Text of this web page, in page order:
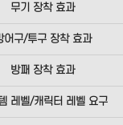
무기 장착 효과
어구/투구 장착 효과
방패 장착 효과
레벨/캐릭터 레벨 요구